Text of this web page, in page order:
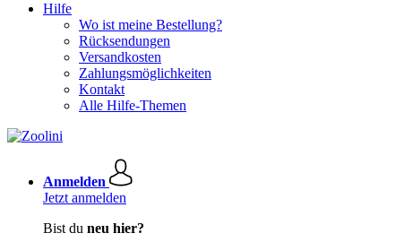
Hilfe
Wo ist meine Bestellung?
Rücksendungen
Versandkosten
Zahlungsmöglichkeiten
Kontakt
Alle Hilfe-Themen
Anmelden
Jetzt anmelden
Bist du neu hier?